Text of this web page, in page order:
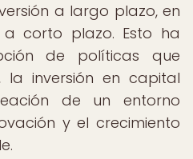
a largo plazo, en
corto plazo. Esto ha
de políticas que
la inversión en capital
de un entorno
y el crecimiento